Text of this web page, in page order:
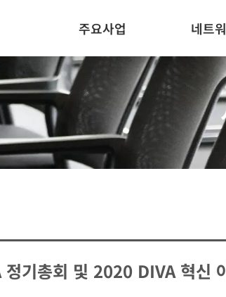
주요사업 네트
기총회 및 2020 DIVA 혁신